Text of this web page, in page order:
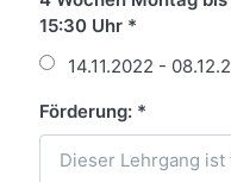
15:30 Uhr
14.11.2022 -
Förderung: